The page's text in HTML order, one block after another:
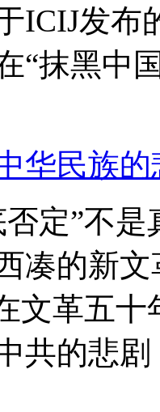
ICIJ发布
“抹黑中
华民族的
定”不
凑的新
文革五
共的悲